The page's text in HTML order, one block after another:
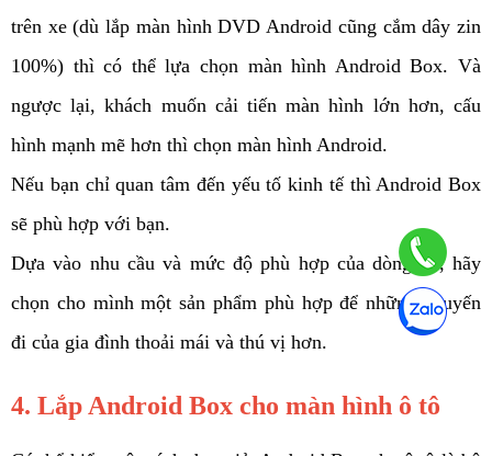
trên xe (dù lắp màn hình DVD Android cũng cắm dây zin
100%) thì có thể lựa chọn màn hình Android Box. Và
ngược lại, khách muốn cải tiến màn hình lớn hơn, cấu
hình mạnh mẽ hơn thì chọn màn hình Android.
Nếu bạn chỉ quan tâm đến yếu tố kinh tế thì Android Box
sẽ phù hợp với bạn.
Dựa vào nhu cầu và mức độ phù hợp của dòng xe, hãy
chọn cho mình một sản phẩm phù hợp để những chuyến
đi của gia đình thoải mái và thú vị hơn.
4. Lắp Android Box cho màn hình ô tô